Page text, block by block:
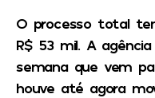
O processo total
R$ 53 mil. A
semana que vem
houve até agora